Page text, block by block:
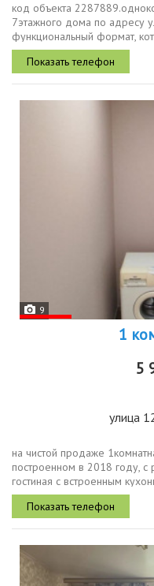
код объекта
7этажного дома по адресу
функциональный формат,
светлое пространство. окна
квартире...
9
1
5
улица
на чистой продаже
построенном в 2018 году, с
гостиная с встроенным
техникой.отдельно светлая
комната с...